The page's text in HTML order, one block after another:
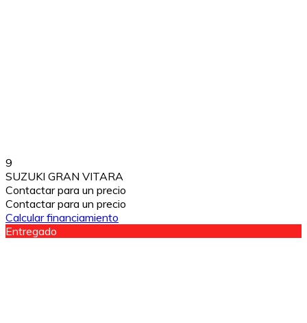
9
SUZUKI GRAN VITARA
Contactar para un precio
Contactar para un precio
Calcular financiamiento
Entregado